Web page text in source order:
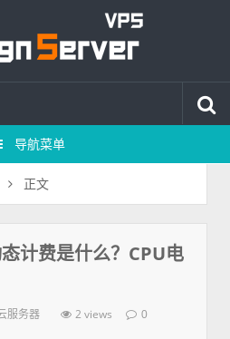
导航菜单
正文
计费是什么？CPU电
服务器 2 views 0